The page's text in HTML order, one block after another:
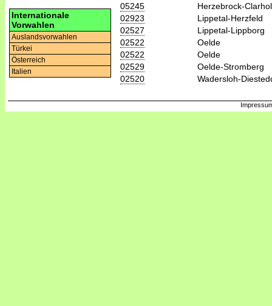
Internationale
Vorwahlen
Auslandsvorwahlen
Türkei
Österreich
Italien
05245
Herzebrock-
02923
Lippetal-Herzfeld
02527
Lippetal-Lippborg
02522
Oelde
02522
Oelde
02529
Oelde-Stromberg
02520
Wadersloh-